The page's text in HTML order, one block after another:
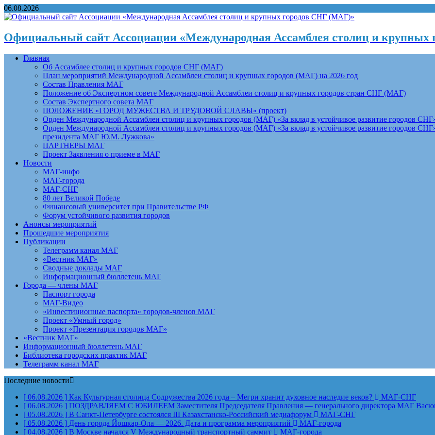
06.08.2026
Официальный сайт Ассоциации «Международная Ассамблея столиц и
Главная
Об Ассамблее столиц и крупных городов СНГ (МАГ)
План мероприятий Международной Ассамблеи столиц и крупных городов (МАГ) на 2026 год
Состав Правления МАГ
Положение об Экспертном совете Международной Ассамблеи столиц и крупных городов стран СНГ (МАГ)
Состав Экспертного совета МАГ
ПОЛОЖЕНИЕ «ГОРОД МУЖЕСТВА И ТРУДОВОЙ СЛАВЫ» (проект)
Орден Международной Ассамблеи столиц и крупных городов (МАГ) «За вклад в устойчивое развитие городов
Орден Международной Ассамблеи столиц и крупных городов (МАГ) «За вклад в устойчивое развитие городов
президента МАГ Ю.М. Лужкова»
ПАРТНЕРЫ МАГ
Проект Заявления о приеме в МАГ
Новости
МАГ-инфо
МАГ-города
МАГ-СНГ
80 лет Великой Победе
Финансовый университет при Правительстве РФ
Форум устойчивого развития городов
Анонсы мероприятий
Прошедшие мероприятия
Публикации
Телеграмм канал МАГ
«Вестник МАГ»
Сводные доклады МАГ
Информационный бюллетень МАГ
Города — члены МАГ
Паспорт города
МАГ-Видео
«Инвестиционные паспорта» городов-членов МАГ
Проект «Умный город»
Проект «Презентация городов МАГ»
«Вестник МАГ»
Информационный бюллетень МАГ
Библиотека городских практик МАГ
Телеграмм канал МАГ
Последние новости
[ 06.08.2026 ] Как Культурная столица Содружества 2026 года – Мегри хранит духовное наследие веков?
МАГ-СНГ
[ 06.08.2026 ] ПОЗДРАВЛЯЕМ С ЮБИЛЕЕМ Заместителя Председателя Правления — генерального директора МАГ
[ 05.08.2026 ] В Санкт-Петербурге состоялся III Казахстанско-Российский медиафорум
МАГ-СНГ
[ 05.08.2026 ] День города Йошкар-Ола — 2026. Дата и программа мероприятий
МАГ-города
[ 04.08.2026 ] В Москве начался V Международный транспортный саммит
МАГ-города